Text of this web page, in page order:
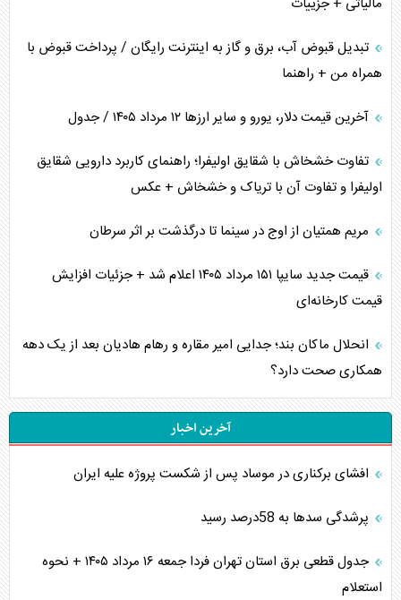
تبدیل قبوض آب، برق و گاز به اینترنت رایگان / پرداخت قبوض با
همراه من + راهنما
آخرین قیمت دلار، یورو و سایر ارز‌ها ۱۲ مرداد ۱۴۰۵ / جدول
تفاوت خشخاش با شقایق اولیفرا؛ راهنمای کاربرد دارویی شقایق
اولیفرا و تفاوت آن با تریاک و خشخاش + عکس
مریم همتیان از اوج در سینما تا درگذشت بر اثر سرطان
قیمت جدید سایپا ۱۵۱ مرداد ۱۴۰۵ اعلام شد + جزئیات افزایش
قیمت کارخانه‌ای
انحلال ماکان بند؛ جدایی امیر مقاره و رهام هادیان بعد از یک دهه
همکاری صحت دارد؟
آخرین اخبار
افشای برکناری در موساد پس از شکست پروژه علیه ایران
پرشدگی سدها به 58درصد رسید
جدول قطعی برق استان تهران فردا جمعه ۱۶ مرداد ۱۴۰۵ + نحوه
استعلام